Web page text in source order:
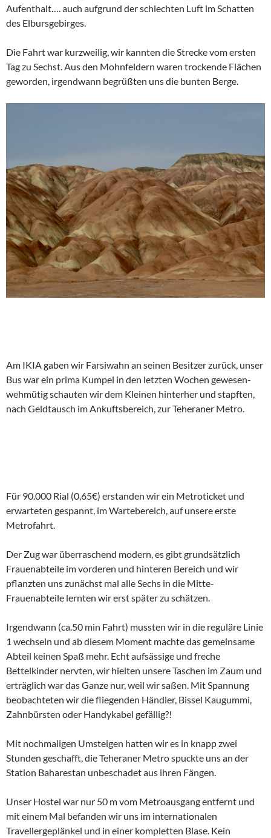
Aufenthalt…. auch aufgrund der schlechten Luft im Schatten
des Elbursgebirges.
Die Fahrt war kurzweilig, wir kannten die Strecke vom ersten
Tag zu Sechst. Aus den Mohnfeldern waren trockende Flächen
geworden, irgendwann begrüßten uns die bunten Berge.
Am IKIA gaben wir Farsiwahn an seinen Besitzer zurück, unser
Bus war ein prima Kumpel in den letzten Wochen gewesen-
wehmütig schauten wir dem Kleinen hinterher und stapften,
nach Geldtausch im Ankuftsbereich, zur Teheraner Metro.
Für 90.000 Rial (0,65€) erstanden wir ein Metroticket und
erwarteten gespannt, im Wartebereich, auf unsere erste
Metrofahrt.
Der Zug war überraschend modern, es gibt grundsätzlich
Frauenabteile im vorderen und hinteren Bereich und wir
pflanzten uns zunächst mal alle Sechs in die Mitte-
Frauenabteile lernten wir erst später zu schätzen.
Irgendwann (ca.50 min Fahrt) mussten wir in die reguläre Linie
1 wechseln und ab diesem Moment machte das gemeinsame
Abteil keinen Spaß mehr. Echt aufsässige und freche
Bettelkinder nervten, wir hielten unsere Taschen im Zaum und
erträglich war das Ganze nur, weil wir saßen. Mit Spannung
beobachteten wir die fliegenden Händler, Bissel Kaugummi,
Zahnbürsten oder Handykabel gefällig?!
Mit nochmaligen Umsteigen hatten wir es in knapp zwei
Stunden geschafft, die Teheraner Metro spuckte uns an der
Station Baharestan unbeschadet aus ihren Fängen.
Unser Hostel war nur 50 m vom Metroausgang entfernt und
mit einem Mal befanden wir uns im internationalen
Travellergeplänkel und in einer kompletten Blase. Kein